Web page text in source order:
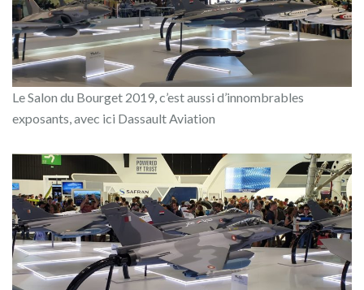
Le Salon du Bourget 2019, c’est aussi d’innombrables
exposants, avec ici Dassault Aviation